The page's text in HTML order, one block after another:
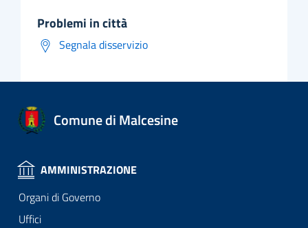
problemi in città
Segnala disservizio
Comune di Malcesine
AMMINISTRAZIONE
Organi di Governo
Uffici